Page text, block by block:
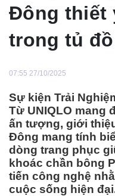
Đông thiết
trong tủ đồ
07:55 27/10/2025
Sự kiện Trải
Từ UNIQLO mang
ấn tượng, giới
Đông mang tính
dòng trang phục
khoác chần bông
tiến công nghệ
cuộc sống hiện